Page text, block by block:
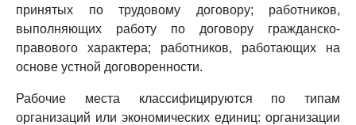
принятых по трудовому договору; работников,
выполняющих работу по договору гражданско-
правового характера; работников, работающих на
основе устной договоренности.
Рабочие места классифицируются по типам
организаций или экономических единиц: организации